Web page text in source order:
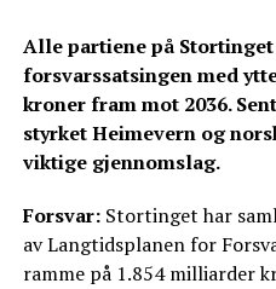
Alle partiene på
forsvarssatsingen med
kroner fram mot 2036.
styrket Heimevern og
viktige gjennomslag.
Forsvar:Stortinget har
av Langtidsplanen for
ramme på 1.854 milliarder